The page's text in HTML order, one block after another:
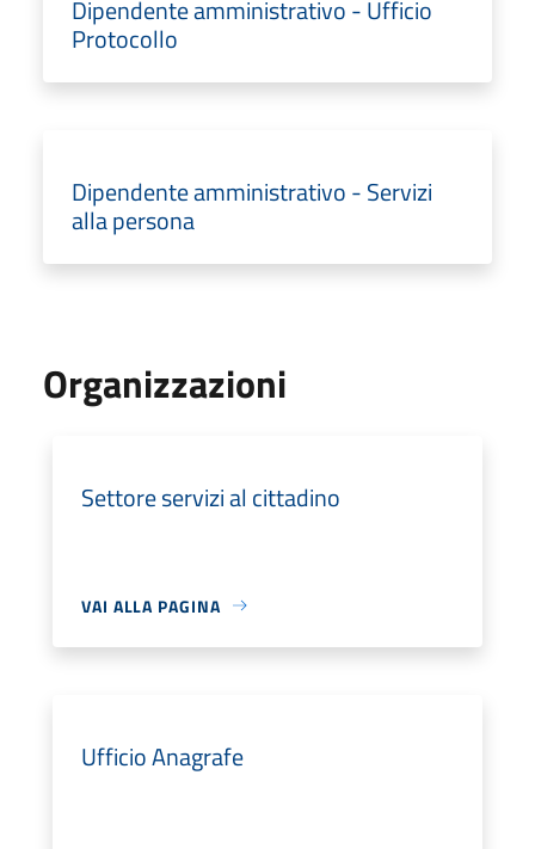
Dipendente amministrativo - Ufficio
Protocollo
Dipendente amministrativo - Servizi
alla persona
Organizzazioni
Settore servizi al cittadino
VAI ALLA PAGINA
Ufficio Anagrafe